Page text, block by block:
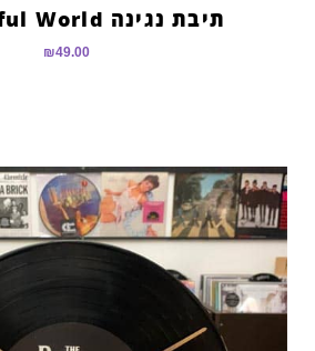
תיבת נגינה Wonderful World
₪49.00